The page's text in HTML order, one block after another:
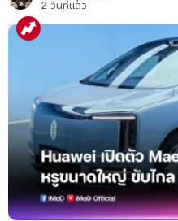
2 วันที่แล้ว